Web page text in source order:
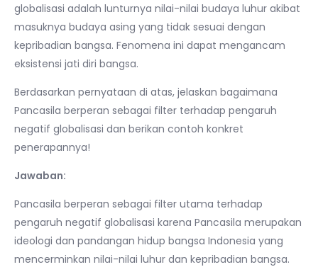
globalisasi adalah lunturnya nilai-nilai budaya luhur akibat
masuknya budaya asing yang tidak sesuai dengan
kepribadian bangsa. Fenomena ini dapat mengancam
eksistensi jati diri bangsa.
Berdasarkan pernyataan di atas, jelaskan bagaimana
Pancasila berperan sebagai filter terhadap pengaruh
negatif globalisasi dan berikan contoh konkret
penerapannya!
Jawaban:
Pancasila berperan sebagai filter utama terhadap
pengaruh negatif globalisasi karena Pancasila merupakan
ideologi dan pandangan hidup bangsa Indonesia yang
mencerminkan nilai-nilai luhur dan kepribadian bangsa.